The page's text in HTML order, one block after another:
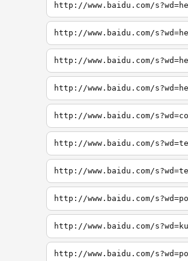
http://www.baidu.com/
http://www.baidu.com/
http://www.baidu.com/
http://www.baidu.com/
http://www.baidu.com/
http://www.baidu.com/
http://www.baidu.com/
http://www.baidu.com/
http://www.baidu.com/
http://www.baidu.com/